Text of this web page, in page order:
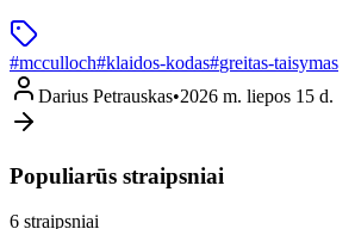
#mcculloch#klaidos-kodas#greitas-taisymas
Darius Petrauskas•2026 m. liepos 15 d.
Populiarūs straipsniai
6 straipsniai